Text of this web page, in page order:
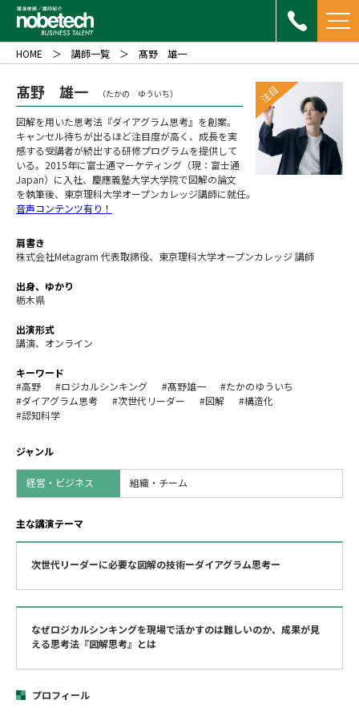
HOME 講師一覧 髙野 雄一
注目
髙野 雄一 （たかの ゆういち）
図解を用いた思考法『ダイアグラム思考』を創案。
キャンセル待ちが出るほど注目度が高く、成長を実
感する受講者が続出する研修プログラムを提供して
いる。2015年に富士通マーケティング（現：富士通
Japan）に入社、慶應義塾大学大学院で図解の論文
を執筆後、東京理科大学オープンカレッジ講師に就任。
音声コンテンツ有り！
肩書き
株式会社Metagram 代表取締役、東京理科大学オープンカレッジ 講師
出身、ゆかり
栃木県
出演形式
講演、オンライン
キーワード
#高野
#ロジカルシンキング #髙野雄一
#たかのゆういち
#ダイアグラム思考
#次世代リーダー #図解
#構造化
#認知科学
ジャンル
経営・ビジネス 組織・チーム
主な講演テーマ
次世代リーダーに必要な図解の技術ーダイアグラム思考ー
なぜロジカルシンキングを現場で活かすのは難しいのか、成果が見
える思考法『図解思考』とは
プロフィール